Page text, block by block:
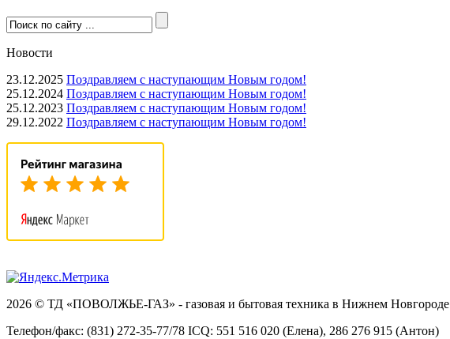
Новости
23.12.2025 Поздравляем с наступающим Новым годом!
25.12.2024 Поздравляем с наступающим Новым годом!
25.12.2023 Поздравляем с наступающим Новым годом!
29.12.2022 Поздравляем с наступающим Новым годом!
2026 © ТД «ПОВОЛЖЬЕ-ГАЗ» - газовая и бытовая техника в Нижнем Новгороде
Телефон/факс: (831) 272-35-77/78 ICQ: 551 516 020 (Елена), 286 276 915 (Антон)